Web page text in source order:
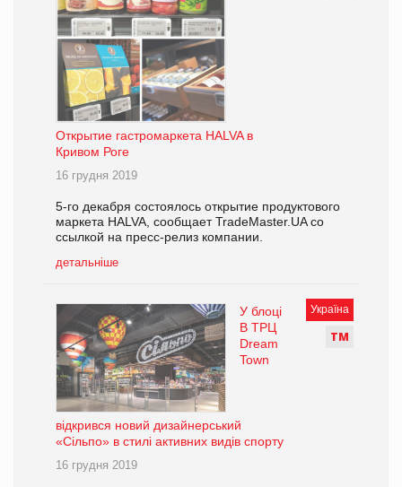
Открытие гастромаркета HALVA в
Кривом Роге
16 грудня 2019
5-го декабря состоялось открытие продуктового
маркета HALVA, сообщает TradeMaster.UA со
ссылкой на пресс-релиз компании.
детальніше
Україна
ТМ
У блоці
В ТРЦ
Dream
Town
відкрився новий дизайнерський
«Сільпо» в стилі активних видів спорту
16 грудня 2019